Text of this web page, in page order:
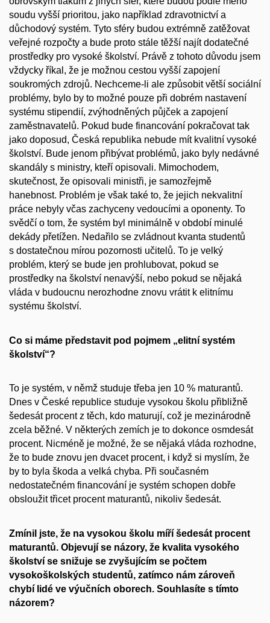
soudu vyšší prioritou, jako například zdravotnictví a
důchodový systém. Tyto sféry budou extrémně zatěžovat
veřejné rozpočty a bude proto stále těžší najít dodatečné
prostředky pro vysoké školství. Právě z tohoto důvodu jsem
vždycky říkal, že je možnou cestou vyšší zapojení
soukromých zdrojů. Nechceme-li ale způsobit větší sociální
problémy, bylo by to možné pouze při dobrém nastavení
systému stipendií, zvýhodněných půjček a zapojení
zaměstnavatelů. Pokud bude financování pokračovat tak
jako doposud, Česká republika nebude mít kvalitní vysoké
školství. Bude jenom přibývat problémů, jako byly nedávné
skandály s ministry, kteří opisovali. Mimochodem,
skutečnost, že opisovali ministři, je samozřejmě
hanebnost. Problém je však také to, že jejich nekvalitní
práce nebyly včas zachyceny vedoucími a oponenty. To
svědčí o tom, že systém byl minimálně v období minulé
dekády přetížen. Nedařilo se zvládnout kvanta studentů
s dostatečnou mírou pozornosti učitelů. To je velký
problém, který se bude jen prohlubovat, pokud se
prostředky na školství nenavýší, nebo pokud se nějaká
vláda v budoucnu nerozhodne znovu vrátit k elitnímu
systému školství.
Co si máme představit pod pojmem „elitní systém
školství“?
To je systém, v němž studuje třeba jen 10 % maturantů.
Dnes v České republice studuje vysokou školu přibližně
šedesát procent z těch, kdo maturují, což je mezinárodně
zcela běžné. V některých zemích je to dokonce osmdesát
procent. Nicméně je možné, že se nějaká vláda rozhodne,
že to bude znovu jen dvacet procent, i když si myslím, že
by to byla škoda a velká chyba. Při současném
nedostatečném financování je systém schopen dobře
obsloužit třicet procent maturantů, nikoliv šedesát.
Zmínil jste, že na vysokou školu míří šedesát procent
maturantů. Objevují se názory, že kvalita vysokého
školství se snižuje se zvyšujícím se počtem
vysokoškolských studentů, zatímco nám zároveň
chybí lidé ve výučních oborech. Souhlasíte s tímto
názorem?